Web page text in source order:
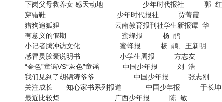
下岗父母救养女 感天动地 少年时代报社 郭 红
穿错鞋 少年时代报社 贾菁霞
猎狗追狐狸 云南教育报刊社学生新报谭 华
有意义的假期 蜜蜂报 杨 鹃
小记者腾冲访文化 蜜蜂报 杨 鹃、王新明
感冒灵胶囊说明书 小学生周报 方志友
“金色”童谣VS“灰色”童谣 中国少年报 刘 浩
我们见到了胡锦涛爷爷 中国少年报 张志刚
关注成长——知心家书系列报道 中国少年报 于长坤
最近比较烦 广西少年报 陈 敏